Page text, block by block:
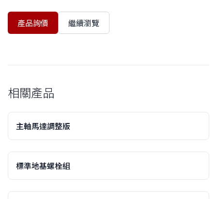
產品詢價 繼續瀏覽
相關產品
主軸馬達調整版
標準地基螺栓組